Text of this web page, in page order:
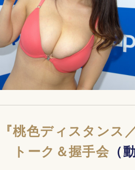
桃色ディスタンス
トーク＆握手会 （